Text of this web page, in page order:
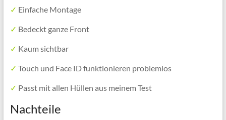
✓ Einfache Montage
✓ Bedeckt ganze Front
✓ Kaum sichtbar
✓ Touch und Face ID funktionieren problemlos
✓ Passt mit allen Hüllen aus meinem Test
Nachteile